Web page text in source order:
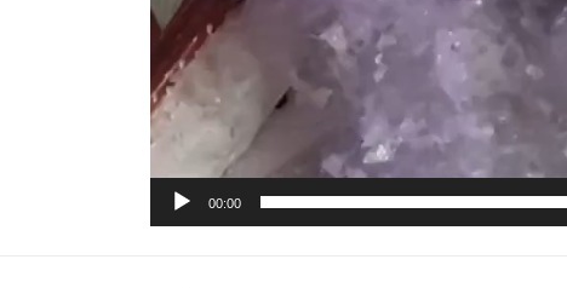
00:00